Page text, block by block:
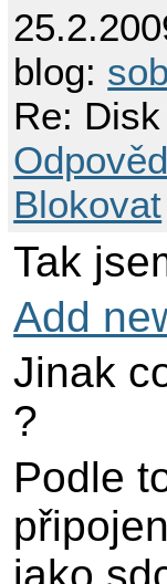
blog:
Re:
Blokovat
Tak
Add
Jinak
?
Podle
jako